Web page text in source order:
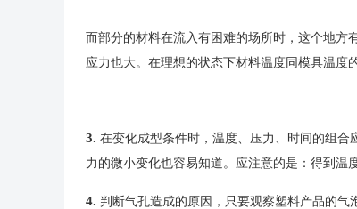
而部分的材料在流入有困难的场所时，这个地方
应力也大。在理想的状态下材料温度同模具温度
3. 在变化成型条件时，温度、压力、时间的组
力的微小变化也容易知道。应注意的是：得到温
4. 判断气孔造成的原因，只要观察塑料产品的